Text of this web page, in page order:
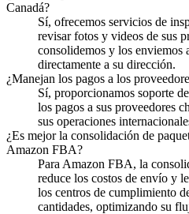
Canadá?
Sí, ofrecemos servicios de
revisar fotos y videos de sus
consolidemos y los enviemos
directamente a su dirección.
¿Manejan los pagos a los
Sí, proporcionamos soporte
los pagos a sus proveedores
sus operaciones
¿Es mejor la consolidación de
Amazon FBA?
Para Amazon FBA, la
reduce los costos de envío y
los centros de cumplimiento
cantidades, optimizando su